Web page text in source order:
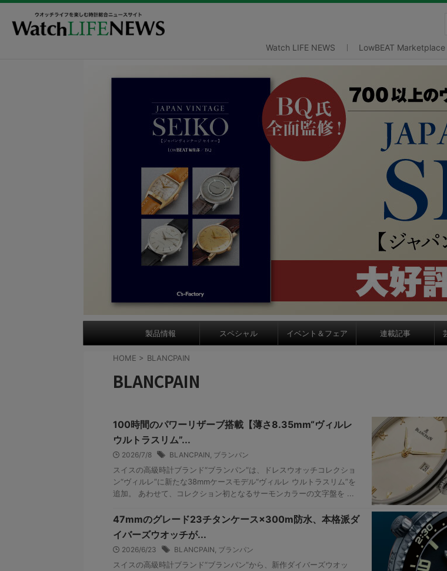
Watch LIFE NEWS LowBEAT Marketplace
製品情報 スペシャル イベント＆フェア 連載記事
HOME > BLANCPAIN
BLANCPAIN
100時間のパワーリザーブ搭載【薄さ8.35mm“ヴィルレ
ウルトラスリム”...
2026/7/8 BLANCPAIN, ブランパン
スイスの高級時計ブランド“ブランパン”は、ドレスウオッチコレクショ
ン“ヴィルレ”に新たな38mmケースモデル“ヴィルレ ウルトラスリム”を
追加。 あわせて、コレクション初となるサーモンカラーの文字盤を ...
47mmのグレード23チタンケース×300m防水、本格派ダ
イバーズウオッチが...
2026/6/23 BLANCPAIN, ブランパン
スイスの高級時計ブランド“ブランパン”から、新作ダイバーズウオッ